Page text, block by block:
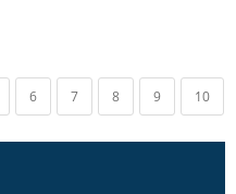
6 7 8 9 10